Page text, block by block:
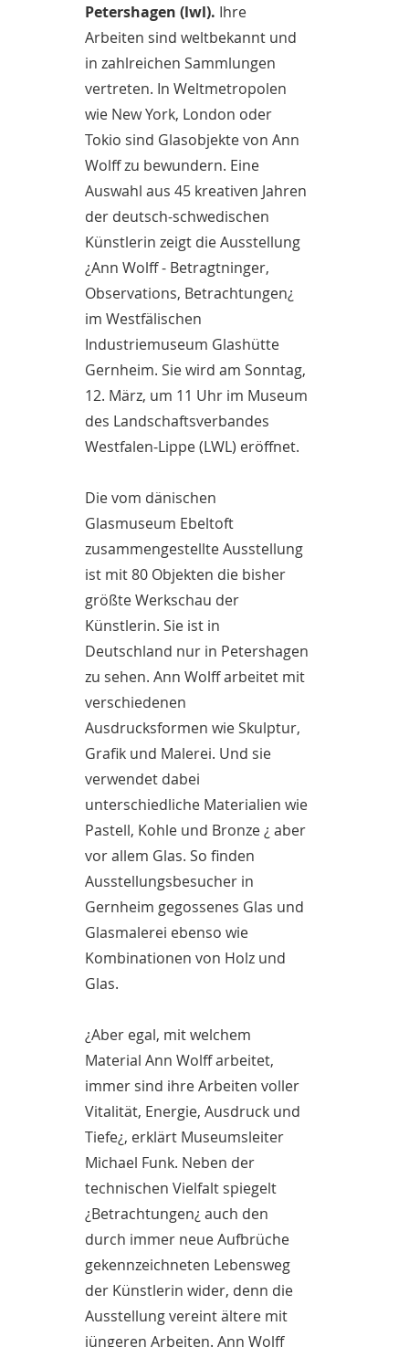
Petershagen (lwl). Ihre
Arbeiten sind weltbekannt und
in zahlreichen Sammlungen
vertreten. In Weltmetropolen
wie New York, London oder
Tokio sind Glasobjekte von Ann
Wolff zu bewundern. Eine
Auswahl aus 45 kreativen Jahren
der deutsch-schwedischen
Künstlerin zeigt die Ausstellung
¿Ann Wolff - Betragtninger,
Observations, Betrachtungen¿
im Westfälischen
Industriemuseum Glashütte
Gernheim. Sie wird am Sonntag,
12. März, um 11 Uhr im Museum
des Landschaftsverbandes
Westfalen-Lippe (LWL) eröffnet.
Die vom dänischen
Glasmuseum Ebeltoft
zusammengestellte Ausstellung
ist mit 80 Objekten die bisher
größte Werkschau der
Künstlerin. Sie ist in
Deutschland nur in Petershagen
zu sehen. Ann Wolff arbeitet mit
verschiedenen
Ausdrucksformen wie Skulptur,
Grafik und Malerei. Und sie
verwendet dabei
unterschiedliche Materialien wie
Pastell, Kohle und Bronze ¿ aber
vor allem Glas. So finden
Ausstellungsbesucher in
Gernheim gegossenes Glas und
Glasmalerei ebenso wie
Kombinationen von Holz und
Glas.
¿Aber egal, mit welchem
Material Ann Wolff arbeitet,
immer sind ihre Arbeiten voller
Vitalität, Energie, Ausdruck und
Tiefe¿, erklärt Museumsleiter
Michael Funk. Neben der
technischen Vielfalt spiegelt
¿Betrachtungen¿ auch den
durch immer neue Aufbrüche
gekennzeichneten Lebensweg
der Künstlerin wider, denn die
Ausstellung vereint ältere mit
jüngeren Arbeiten. Ann Wolff